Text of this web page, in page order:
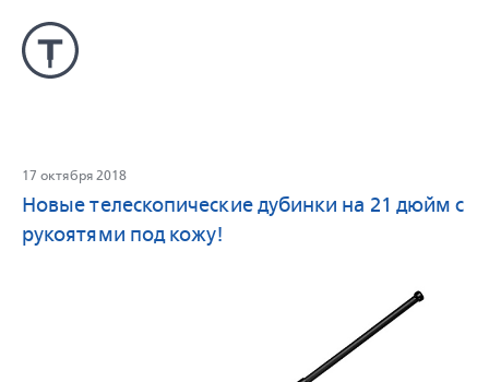
17 октября 2018
Новые телескопические дубинки на 21 дюйм с
рукоятями под кожу!